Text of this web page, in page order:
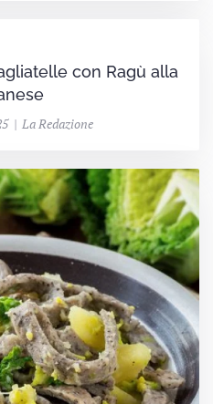
con Ragù alla
| La Redazione